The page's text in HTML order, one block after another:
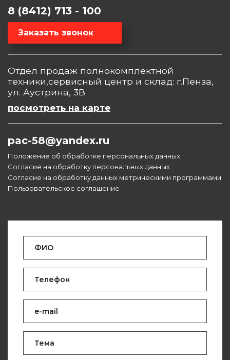
8 (8412) 713 - 100
Заказать звонок
Отдел продаж полнокомплектной
техники,сервисный центр и склад: г.Пенза,
ул. Аустрина, 3В
посмотреть на карте
pac-58@yandex.ru
Положение об обработке персональных данных
Согласие на обработку персональных данных
Согласие на обработку данных метрическими программами
Пользовательское соглашение